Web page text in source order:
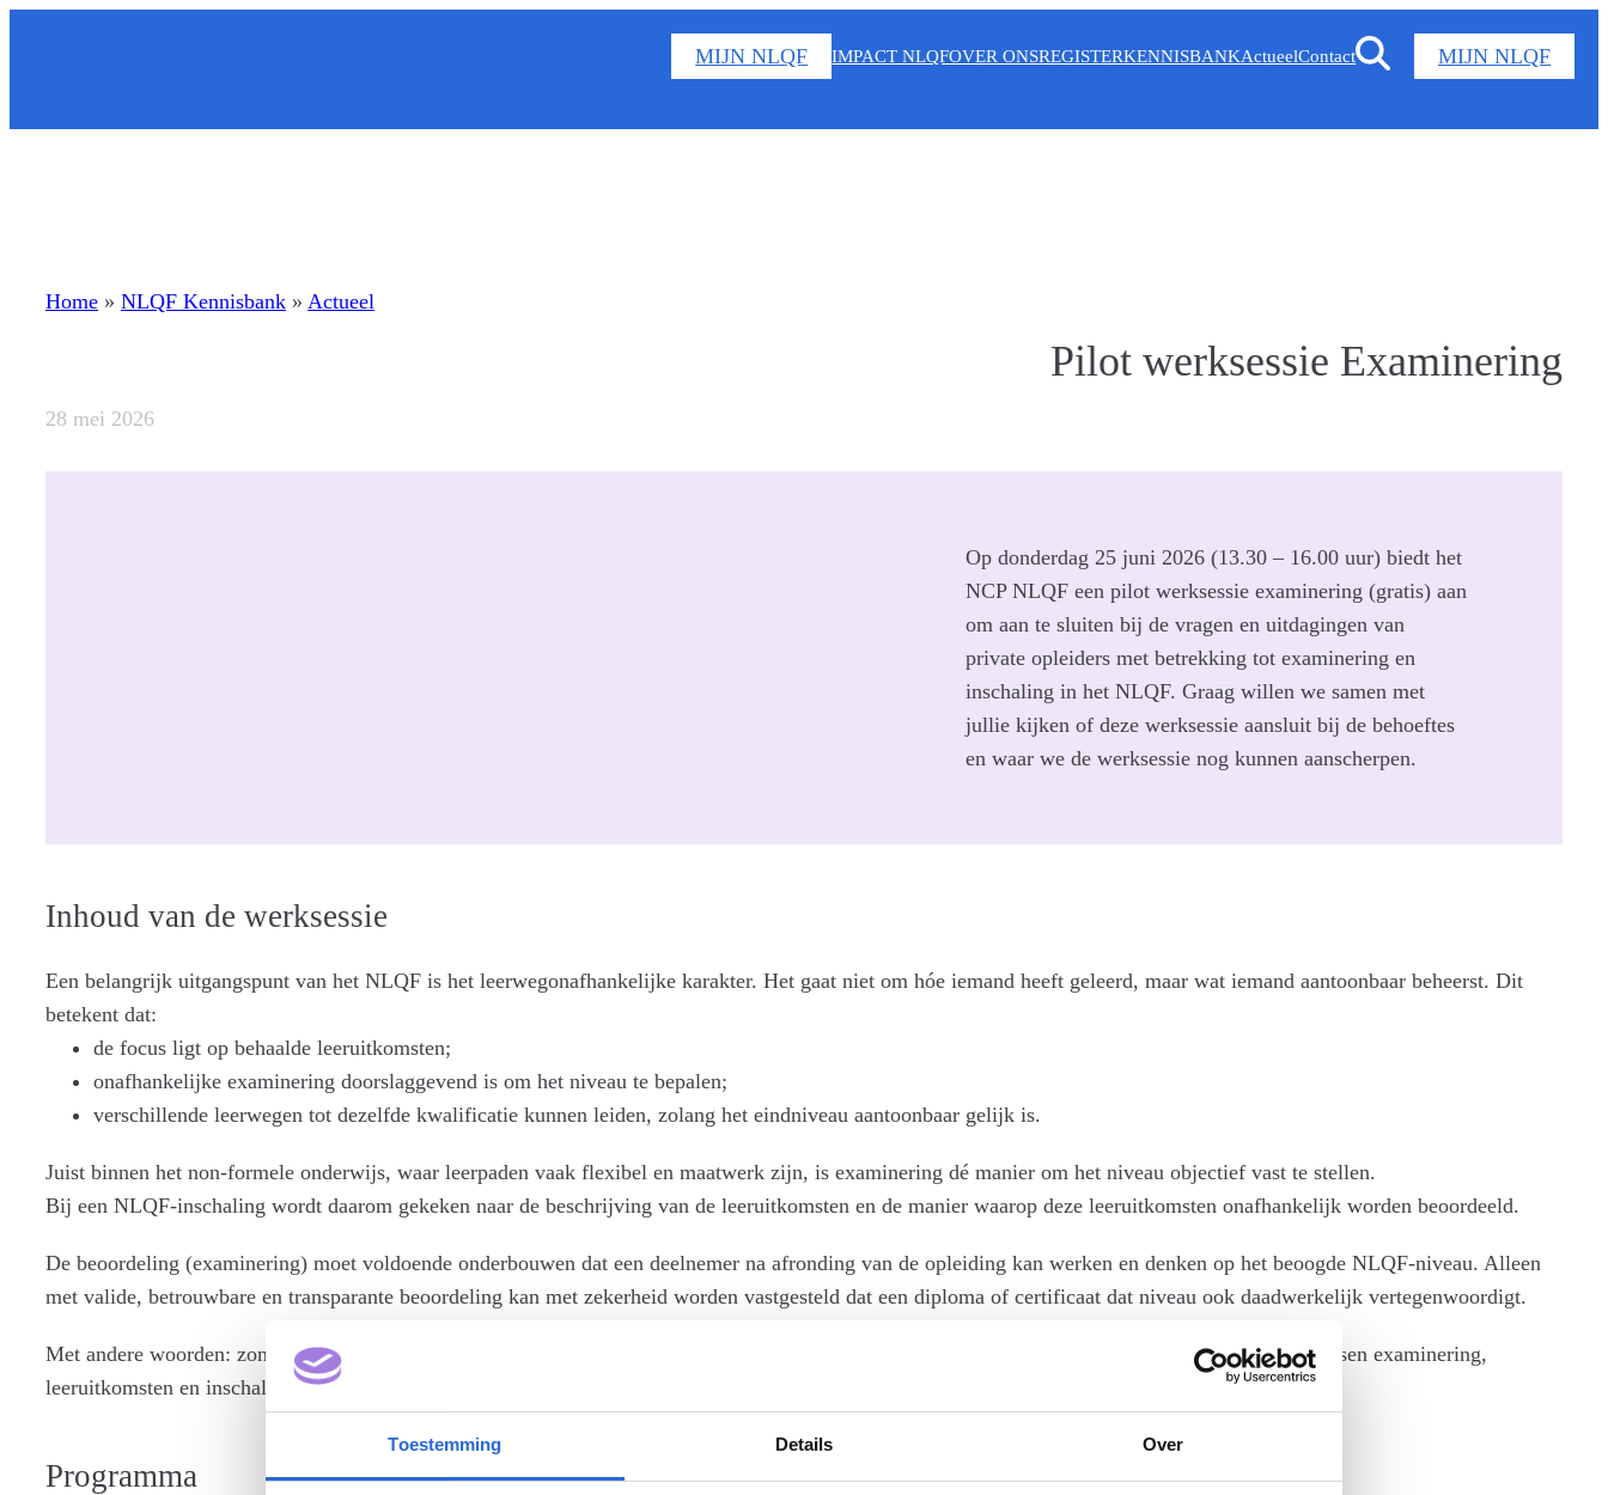
Toestemming Details Over
inhoud
MIJN NLQF IMPACT NLQFOVER ONSREGISTERKENNISBANKActueelContact MIJN NLQF
Home » NLQF Kennisbank » Actueel
Pilot werksessie Examinering
28 mei 2026
Op donderdag 25 juni 2026 (13.30 – 16.00 uur) biedt het
NCP NLQF een pilot werksessie examinering (gratis) aan
om aan te sluiten bij de vragen en uitdagingen van
private opleiders met betrekking tot examinering en
inschaling in het NLQF. Graag willen we samen met
jullie kijken of deze werksessie aansluit bij de behoeftes
en waar we de werksessie nog kunnen aanscherpen.
Inhoud van de werksessie
Een belangrijk uitgangspunt van het NLQF is het leerwegonafhankelijke karakter. Het gaat niet om hóe iemand heeft geleerd, maar wat iemand aantoonbaar beheerst. Dit
betekent dat:
de focus ligt op behaalde leeruitkomsten;
onafhankelijke examinering doorslaggevend is om het niveau te bepalen;
verschillende leerwegen tot dezelfde kwalificatie kunnen leiden, zolang het eindniveau aantoonbaar gelijk is.
Juist binnen het non-formele onderwijs, waar leerpaden vaak flexibel en maatwerk zijn, is examinering dé manier om het niveau objectief vast te stellen.
Bij een NLQF-inschaling wordt daarom gekeken naar de beschrijving van de leeruitkomsten en de manier waarop deze leeruitkomsten onafhankelijk worden beoordeeld.
De beoordeling (examinering) moet voldoende onderbouwen dat een deelnemer na afronding van de opleiding kan werken en denken op het beoogde NLQF-niveau. Alleen
met valide, betrouwbare en transparante beoordeling kan met zekerheid worden vastgesteld dat een diploma of certificaat dat niveau ook daadwerkelijk vertegenwoordigt.
Met andere woorden: zonder onafhankelijke examinering kan het NLQF-niveau niet goed worden onderbouwd. In deze workshop staat de relatie tussen examinering,
leeruitkomsten en inschaling in het NLQF centraal.
Programma